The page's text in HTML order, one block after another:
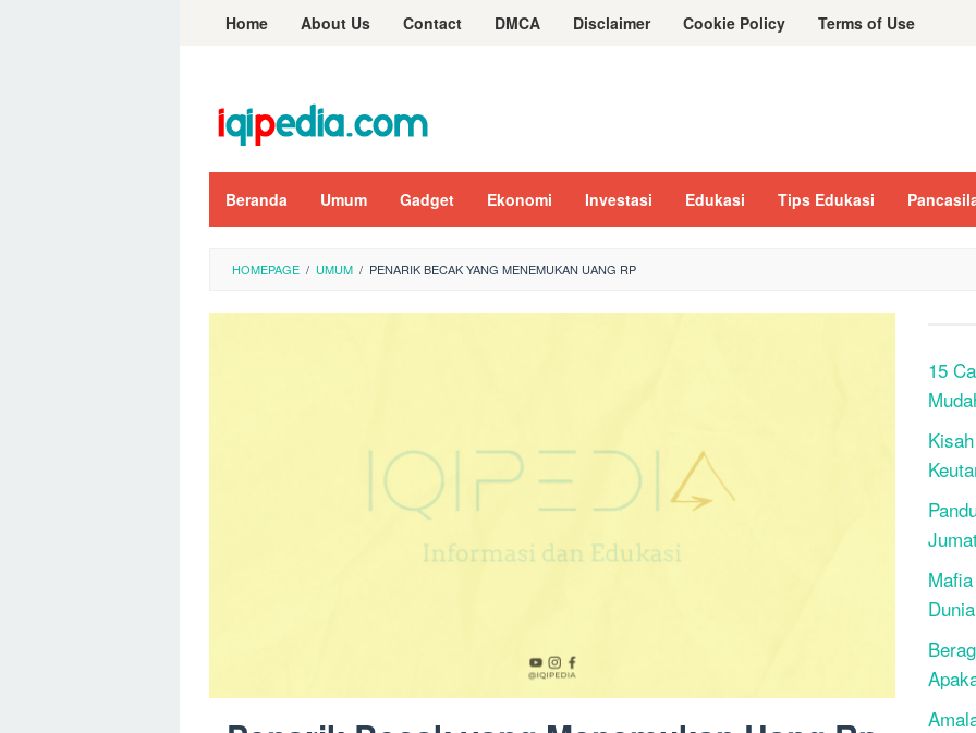
Home About Us Contact DMCA Disclaimer Cookie Policy Terms of Use
Beranda Umum Gadget Ekonomi Investasi Edukasi Tips Edukasi
HOMEPAGE / UMUM / PENARIK BECAK YANG MENEMUKAN UANG RP
15